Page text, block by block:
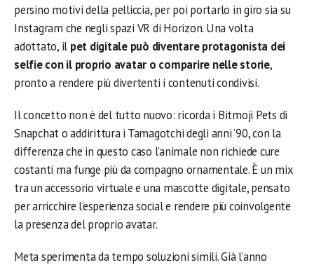
persino motivi della pelliccia, per poi portarlo in giro sia su
Instagram che negli spazi VR di Horizon. Una volta
adottato, il pet digitale può diventare protagonista dei
selfie con il proprio avatar o comparire nelle storie,
pronto a rendere più divertenti i contenuti condivisi.
Il concetto non è del tutto nuovo: ricorda i Bitmoji Pets di
Snapchat o addirittura i Tamagotchi degli anni ’90, con la
differenza che in questo caso l’animale non richiede cure
costanti ma funge più da compagno ornamentale. È un mix
tra un accessorio virtuale e una mascotte digitale, pensato
per arricchire l’esperienza social e rendere più coinvolgente
la presenza del proprio avatar.
Meta sperimenta da tempo soluzioni simili. Già l’anno